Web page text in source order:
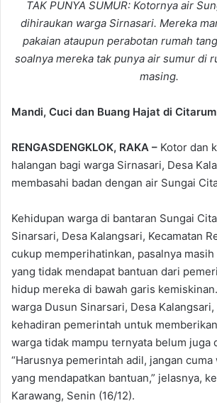
TAK PUNYA SUMUR: Kotornya air
dihiraukan warga Sirnasari. Mereka
pakaian ataupun perabotan rumah
soalnya mereka tak punya air sumur di
masing.
Mandi, Cuci dan Buang Hajat di Citarum
RENGASDENGKLOK, RAKA – Kotor dan
halangan bagi warga Sirnasari, Desa
membasahi badan dengan air Sungai
Kehidupan warga di bantaran Sungai
Sinarsari, Desa Kalangsari, Kecamatan
cukup memperihatinkan, pasalnya masih
yang tidak mendapat bantuan dari
hidup mereka di bawah garis
warga Dusun Sinarsari, Desa
kehadiran pemerintah untuk
warga tidak mampu ternyata belum juga
“Harusnya pemerintah adil, jangan cuma
yang mendapatkan bantuan,” jelasnya,
Karawang, Senin (16/12).